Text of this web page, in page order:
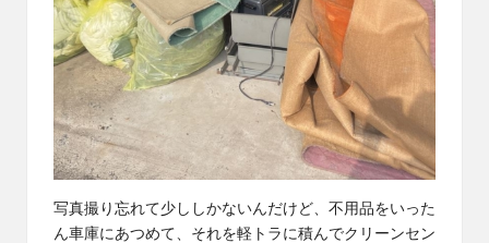
写真撮り忘れて少ししかないんだけど、不用品をいった
ん車庫にあつめて、それを軽トラに積んでクリーンセン